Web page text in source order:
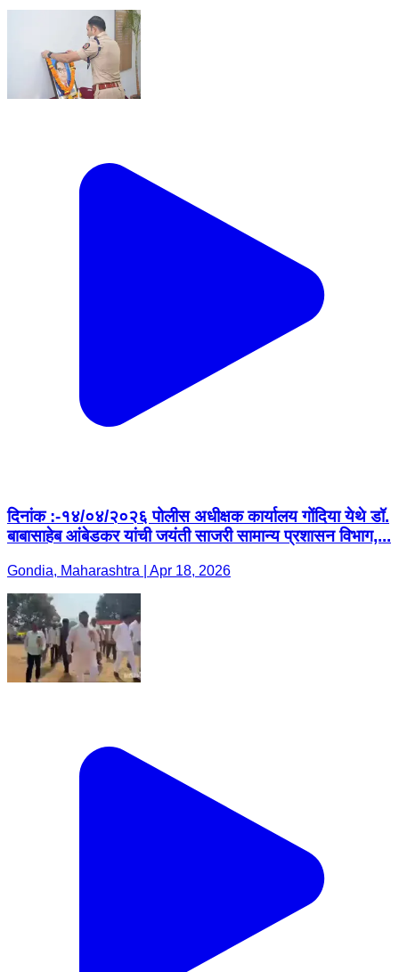
दिनांक :-१४/०४/२०२६ पोलीस अधीक्षक कार्यालय गोंदिया येथे डॉ.
बाबासाहेब आंबेडकर यांची जयंती साजरी सामान्य प्रशासन विभाग,...
Gondia, Maharashtra | Apr 18, 2026